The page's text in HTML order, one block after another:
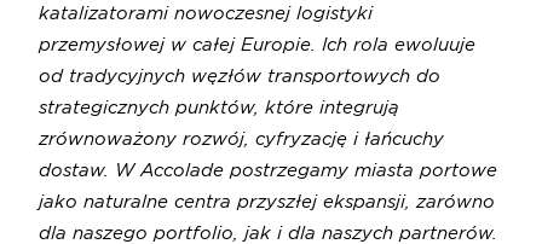
katalizatorami nowoczesnej logistyki
przemysłowej w całej Europie. Ich rola ewoluuje
od tradycyjnych węzłów transportowych do
strategicznych punktów, które integrują
zrównoważony rozwój, cyfryzację i łańcuchy
dostaw. W Accolade postrzegamy miasta portowe
jako naturalne centra przyszłej ekspansji, zarówno
dla naszego portfolio, jak i dla naszych partnerów.